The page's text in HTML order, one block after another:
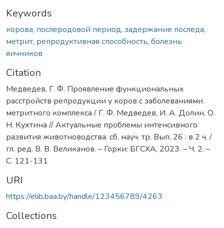
Keywords
корова, послеродовой период, задержание последа,
метрит, репродуктивная способность, болезнь
яичников
Citation
Медведев, Г. Ф. Проявление функциональных
расстройств репродукции у коров с заболеваниями
метритного комплекса / Г. Ф. Медведев, И. А. Долин, О.
Н. Кухтина // Актуальные проблемы интенсивного
развития животноводства: сб. науч. тр. Вып. 26 : в 2 ч. /
гл. ред. В. В. Великанов. – Горки: БГСХА, 2023. – Ч. 2. –
С. 121-131
URI
https://elib.baa.by/handle/123456789/4263
Collections